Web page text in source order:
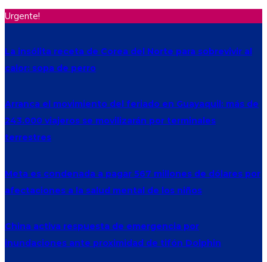
Urgente!
La insólita receta de Corea del Norte para sobrevivir al
calor: sopa de perro
Arranca el movimiento del feriado en Guayaquil: más de
243.000 viajeros se movilizarán por terminales
terrestres
Meta es condenada a pagar 567 millones de dólares por
afectaciones a la salud mental de los niños
China activa respuesta de emergencia por
inundaciones ante proximidad de tifón Dolphin